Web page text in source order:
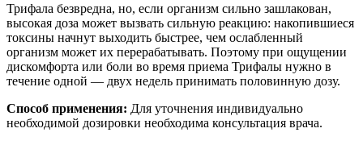
Трифала безвредна, но, если организм сильно зашлакован,
высокая доза может вызвать сильную реакцию: накопившиеся
токсины начнут выходить быстрее, чем ослабленный
организм может их перерабатывать. Поэтому при ощущении
дискомфорта или боли во время приема Трифалы нужно в
течение одной — двух недель принимать половинную дозу.
Способ применения: Для уточнения индивидуально
необходимой дозировки необходима консультация врача.